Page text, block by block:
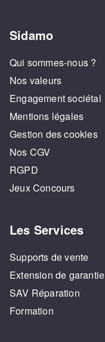
Sidamo
Qui sommes-nous ?
Nos valeurs
Engagement sociétal
Mentions légales
Gestion des cookies
Nos CGV
RGPD
Jeux Concours
Les Services
Supports de vente
Extension de garantie
SAV Réparation
Formation